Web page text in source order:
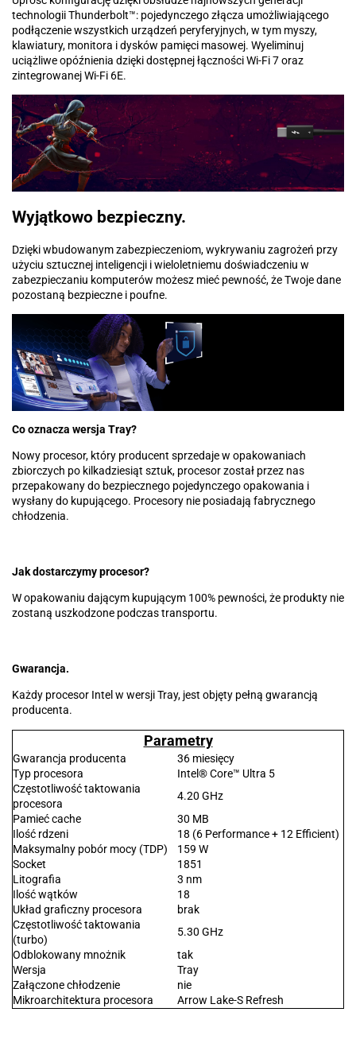
technologii Thunderbolt™: pojedynczego złącza umożliwiającego
podłączenie wszystkich urządzeń peryferyjnych, w tym myszy,
klawiatury, monitora i dysków pamięci masowej. Wyeliminuj
uciążliwe opóźnienia dzięki dostępnej łączności Wi-Fi 7 oraz
zintegrowanej Wi-Fi 6E.
Wyjątkowo bezpieczny.
Dzięki wbudowanym zabezpieczeniom, wykrywaniu zagrożeń przy
użyciu sztucznej inteligencji i wieloletniemu doświadczeniu w
zabezpieczaniu komputerów możesz mieć pewność, że Twoje dane
pozostaną bezpieczne i poufne.
Co oznacza wersja Tray?
Nowy procesor, który producent sprzedaje w opakowaniach
zbiorczych po kilkadziesiąt sztuk, procesor został przez nas
przepakowany do bezpiecznego pojedynczego opakowania i
wysłany do kupującego. Procesory nie posiadają fabrycznego
chłodzenia.
Jak dostarczymy procesor?
W opakowaniu dającym kupującym 100% pewności, że produkty nie
zostaną uszkodzone podczas transportu.
Gwarancja.
Każdy procesor Intel w wersji Tray, jest objęty pełną gwarancją
producenta.
Parametry
Gwarancja producenta
36 miesięcy
Typ procesora
Intel® Core™ Ultra 5
Częstotliwość taktowania
procesora
4.20 GHz
Pamieć cache
30 MB
Ilość rdzeni
18 (6 Performance + 12 Efficient)
Maksymalny pobór mocy (TDP)
159 W
Socket
1851
Litografia
3 nm
Ilość wątków
18
Układ graficzny procesora
brak
Częstotliwość taktowania
(turbo)
5.30 GHz
Odblokowany mnożnik
tak
Wersja
Tray
Załączone chłodzenie
nie
Mikroarchitektura procesora
Arrow Lake-S Refresh